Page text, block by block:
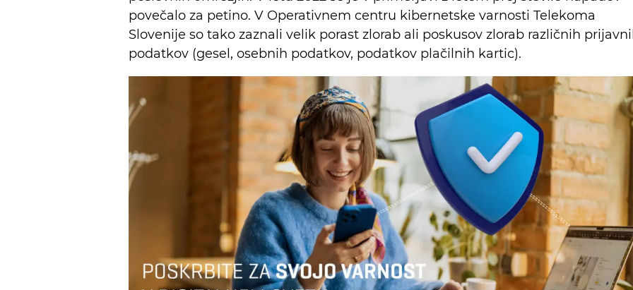
povečalo za petino. V Operativnem centru kibernetske varnosti Telekoma
Slovenije so tako zaznali velik porast zlorab ali poskusov zlorab različnih
podatkov (gesel, osebnih podatkov, podatkov plačilnih kartic).